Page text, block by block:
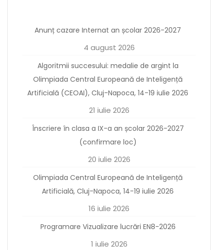
Anunț cazare Internat an școlar 2026-2027
4 august 2026
Algoritmii succesului: medalie de argint la
Olimpiada Central Europeană de Inteligență
Artificială (CEOAI), Cluj-Napoca, 14-19 iulie 2026
21 iulie 2026
Înscriere în clasa a IX-a an școlar 2026-2027
(confirmare loc)
20 iulie 2026
Olimpiada Central Europeană de Inteligență
Artificială, Cluj-Napoca, 14-19 iulie 2026
16 iulie 2026
Programare Vizualizare lucrări EN8-2026
1 iulie 2026